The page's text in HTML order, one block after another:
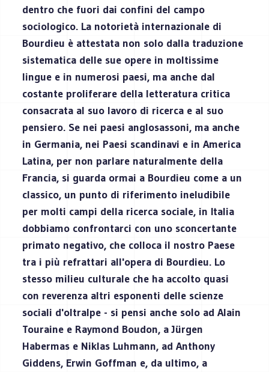
dentro che fuori dai confini del campo
sociologico. La notorietà internazionale di
Bourdieu è attestata non solo dalla traduzione
sistematica delle sue opere in moltissime
lingue e in numerosi paesi, ma anche dal
costante proliferare della letteratura critica
consacrata al suo lavoro di ricerca e al suo
pensiero. Se nei paesi anglosassoni, ma anche
in Germania, nei Paesi scandinavi e in America
Latina, per non parlare naturalmente della
Francia, si guarda ormai a Bourdieu come a un
classico, un punto di riferimento ineludibile
per molti campi della ricerca sociale, in Italia
dobbiamo confrontarci con uno sconcertante
primato negativo, che colloca il nostro Paese
tra i più refrattari all'opera di Bourdieu. Lo
stesso milieu culturale che ha accolto quasi
con reverenza altri esponenti delle scienze
sociali d'oltralpe - si pensi anche solo ad Alain
Touraine e Raymond Boudon, a Jürgen
Habermas e Niklas Luhmann, ad Anthony
Giddens, Erwin Goffman e, da ultimo, a